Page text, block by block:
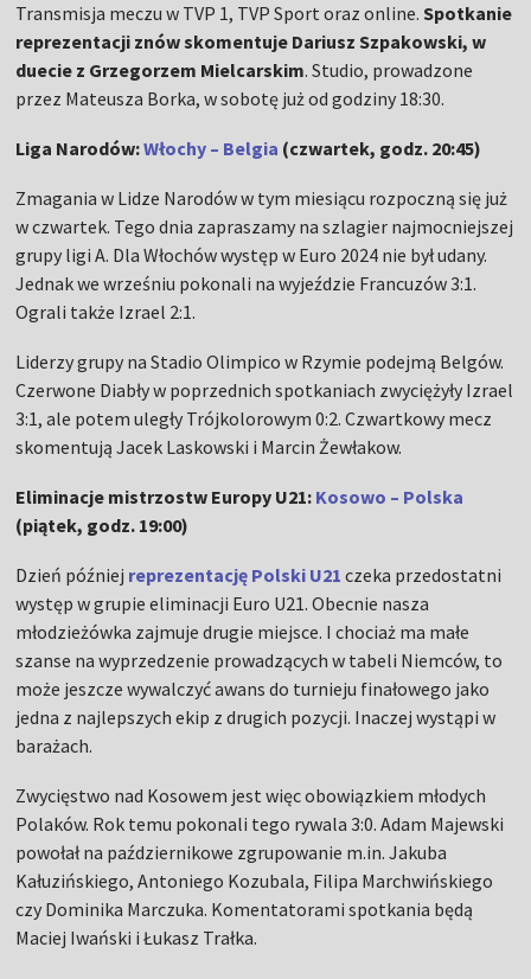
Transmisja meczu w TVP 1, TVP Sport oraz online.Spotkanie
reprezentacji znów skomentuje Dariusz Szpakowski, w
duecie z Grzegorzem Mielcarskim. Studio, prowadzone
przez Mateusza Borka, w sobotę już od godziny 18:30.
Liga Narodów:Włochy – Belgia (czwartek, godz. 20:45)
Zmagania w Lidze Narodów w tym miesiącu rozpoczną się już
w czwartek. Tego dnia zapraszamy na szlagier najmocniejszej
grupy ligi A. Dla Włochów występ w Euro 2024 nie był udany.
Jednak we wrześniu pokonali na wyjeździe Francuzów 3:1.
Ograli także Izrael 2:1.
Liderzy grupy na Stadio Olimpico w Rzymie podejmą Belgów.
Czerwone Diabły w poprzednich spotkaniach zwyciężyły Izrael
3:1, ale potem uległy Trójkolorowym 0:2. Czwartkowy mecz
skomentują Jacek Laskowski i Marcin Żewłakow.
Eliminacje mistrzostw Europy U21: Kosowo – Polska
(piątek, godz. 19:00)
Dzień później reprezentację Polski U21 czeka przedostatni
występ w grupie eliminacji Euro U21. Obecnie nasza
młodzieżówka zajmuje drugie miejsce. I chociaż ma małe
szanse na wyprzedzenie prowadzących w tabeli Niemców, to
może jeszcze wywalczyć awans do turnieju finałowego jako
jedna z najlepszych ekip z drugich pozycji. Inaczej wystąpi w
barażach.
Zwycięstwo nad Kosowem jest więc obowiązkiem młodych
Polaków. Rok temu pokonali tego rywala 3:0. Adam Majewski
powołał na październikowe zgrupowanie m.in. Jakuba
Kałuzińskiego, Antoniego Kozubala, Filipa Marchwińskiego
czy Dominika Marczuka. Komentatorami spotkania będą
Maciej Iwański i Łukasz Trałka.